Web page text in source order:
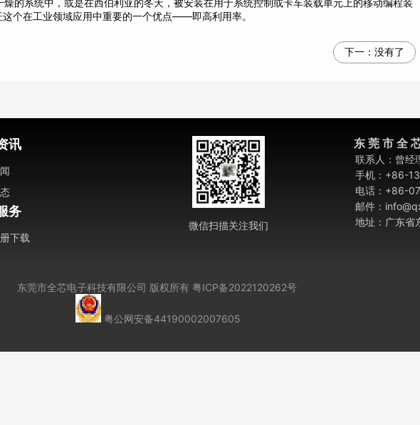
的系统中，或是在西伯利亚的冬天，被安装在用于系统控制或卡车装载单元上的移动编程装
个在工业领域应用中重要的一个优点——即高利用率。
下一： 没有了
讯
务
下载
微信扫描关注我们
东 莞 市 全
联系人：曾经
手机：+86-
电话：+86-
邮件：
地址：广东省
东莞市全芯电子科技有限公司 版权所有 粤ICP备2022120262号
粤公网安备44190002007605